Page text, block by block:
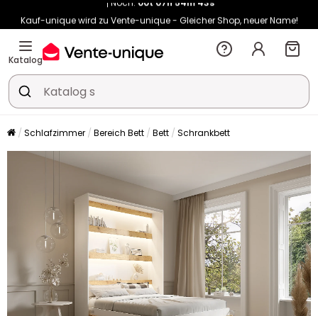
Kauf-unique wird zu Vente-unique - Gleicher Shop, neuer Name!
-10% ab €450 mitENJOY10auf Vente-unique-Produkte
Noch:
Katalog
Schlafzimmer Bereich Bett Bett Schrankbett